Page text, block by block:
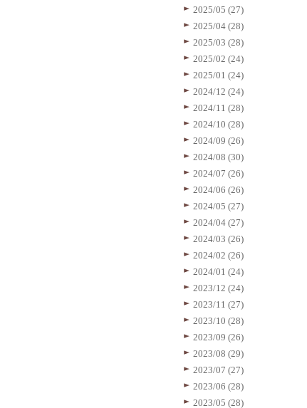
2025/05 (27)
2025/04 (28)
2025/03 (28)
2025/02 (24)
2025/01 (24)
2024/12 (24)
2024/11 (28)
2024/10 (28)
2024/09 (26)
2024/08 (30)
2024/07 (26)
2024/06 (26)
2024/05 (27)
2024/04 (27)
2024/03 (26)
2024/02 (26)
2024/01 (24)
2023/12 (24)
2023/11 (27)
2023/10 (28)
2023/09 (26)
2023/08 (29)
2023/07 (27)
2023/06 (28)
2023/05 (28)